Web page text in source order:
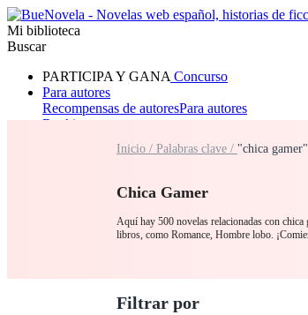
Mi biblioteca
Buscar
PARTICIPA Y GANA Concurso
Para autores
Recompensas de autoresPara autores
Ranking
RomanceHombre loboMafia
Inicio / Palabras clave / "chica
Chica Gamer
Aquí hay 500 novelas relacionadas con chica
libros, como Romance, Hombre lobo.
Filtrar por